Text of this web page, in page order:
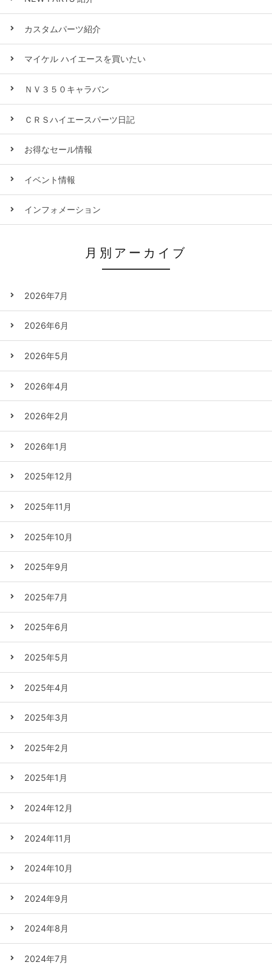
カスタムパーツ紹介
マイケル ハイエースを買いたい
ＮＶ３５０キャラバン
ＣＲＳハイエースパーツ日記
お得なセール情報
イベント情報
インフォメーション
月別アーカイブ
2026年7月
2026年6月
2026年5月
2026年4月
2026年2月
2026年1月
2025年12月
2025年11月
2025年10月
2025年9月
2025年7月
2025年6月
2025年5月
2025年4月
2025年3月
2025年2月
2025年1月
2024年12月
2024年11月
2024年10月
2024年9月
2024年8月
2024年7月